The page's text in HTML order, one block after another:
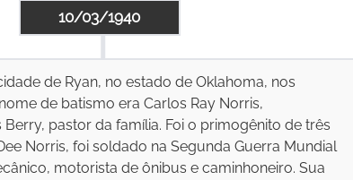
10/03/1940
de Ryan, no estado de Oklahoma, nos
de batismo era Carlos Ray Norris,
pastor da família. Foi o primogênito de três
Norris, foi soldado na Segunda Guerra Mundial
motorista de ônibus e caminhoneiro. Sua